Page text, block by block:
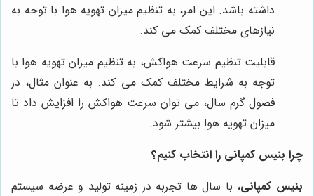
داشته باشد. این امر، به تنظیم میزان تهویه هوا با توجه به
نیازهای مختلف کمک می کند.
قابلیت تنظیم سرعت هواکش، به تنظیم میزان تهویه هوا با
توجه به شرایط مختلف کمک می کند. به عنوان مثال، در
فصول گرم سال، می توان سرعت هواکش را افزایش داد تا
میزان تهویه هوا بیشتر شود.
چرا بنیس کمپانی را انتخاب کنیم؟
بنیس کمپانی، با سال ها تجربه در زمینه تولید و عرضه سیستم